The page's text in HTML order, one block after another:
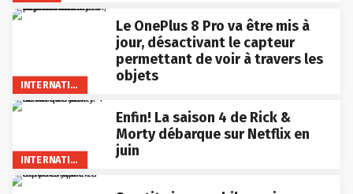
INTERNATIONAL
Le OnePlus 8 Pro va être mis à
jour, désactivant le capteur
permettant de voir à travers les
objets
INTERNATIONAL
Enfin! La saison 4 de Rick &
Morty débarque sur Netflix en
juin